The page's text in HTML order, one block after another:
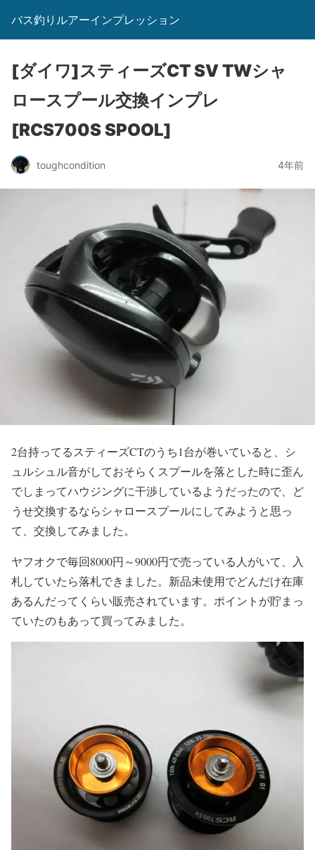
バス釣りルアーインプレッション
[ダイワ]スティーズCT SV TWシャ
ロースプール交換インプレ
[RCS700S SPOOL]
toughcondition 4年前
2台持ってるスティーズCTのうち1台が巻いていると、シ
ュルシュル音がしておそらくスプールを落とした時に歪ん
でしまってハウジングに干渉しているようだったので、ど
うせ交換するならシャロースプールにしてみようと思っ
て、交換してみました。
ヤフオクで毎回8000円～9000円で売っている人がいて、入
札していたら落札できました。新品未使用でどんだけ在庫
あるんだってくらい販売されています。ポイントが貯まっ
ていたのもあって買ってみました。